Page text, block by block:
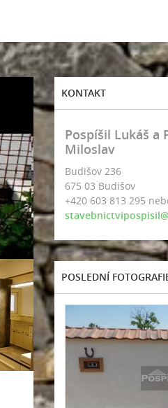
KONTAKT
Pospíšil Lukáš a
Miloslav
Budišov 236
675 03 Budišov
+420 603 813 295
POSLEDNÍ